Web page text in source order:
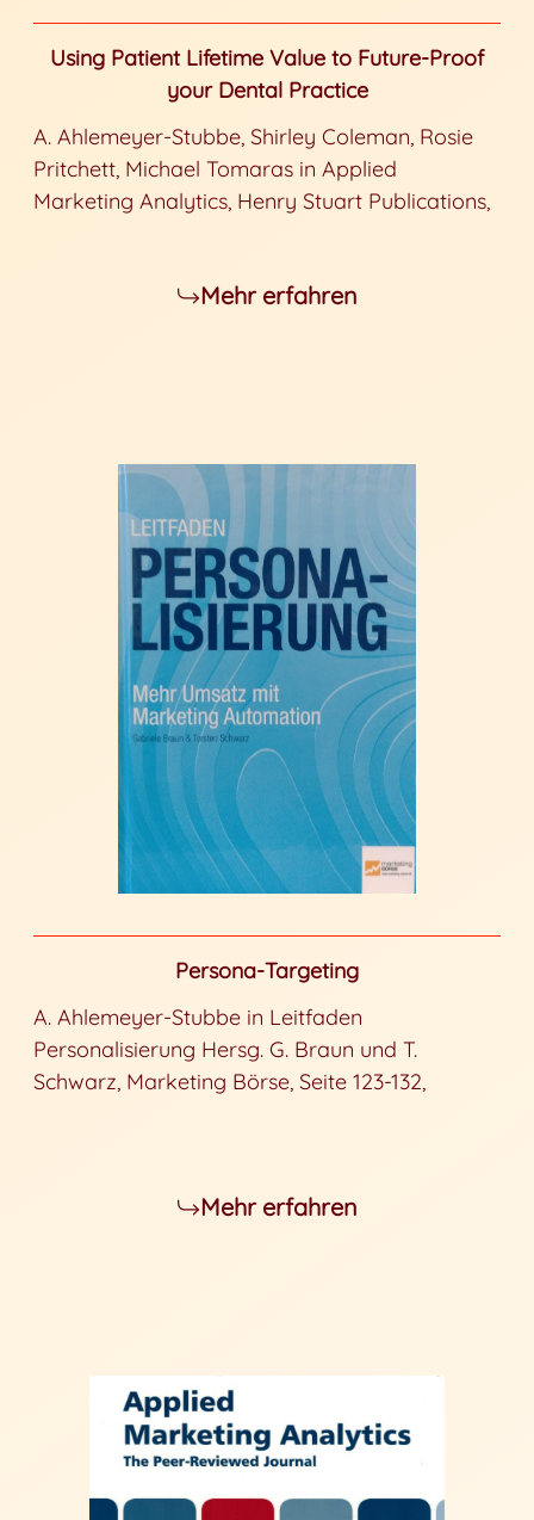
Using Patient Lifetime Value to Future-Proof
your Dental Practice
A. Ahlemeyer-Stubbe, Shirley Coleman, Rosie
Pritchett, Michael Tomaras in Applied
Marketing Analytics, Henry Stuart Publications,
Mehr erfahren
Persona-Targeting
A. Ahlemeyer-Stubbe in Leitfaden
Personalisierung Hersg. G. Braun und T.
Schwarz, Marketing Börse, Seite 123-132,
Mehr erfahren